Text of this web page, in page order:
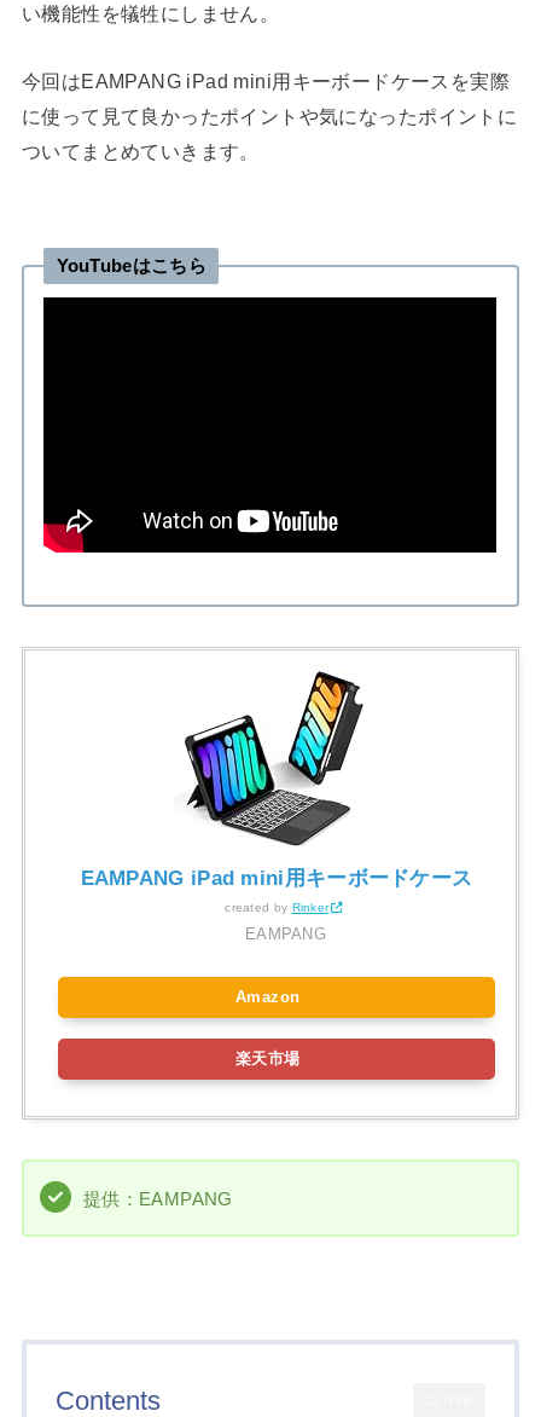
い機能性を犠牲にしません。
今回はEAMPANG iPad mini用キーボードケースを実際
に使って見て良かったポイントや気になったポイントに
ついてまとめていきます。
YouTubeはこちら
EAMPANG iPad mini用キーボードケース
created by Rinker
EAMPANG
Amazon
楽天市場
提供：EAMPANG
Contents